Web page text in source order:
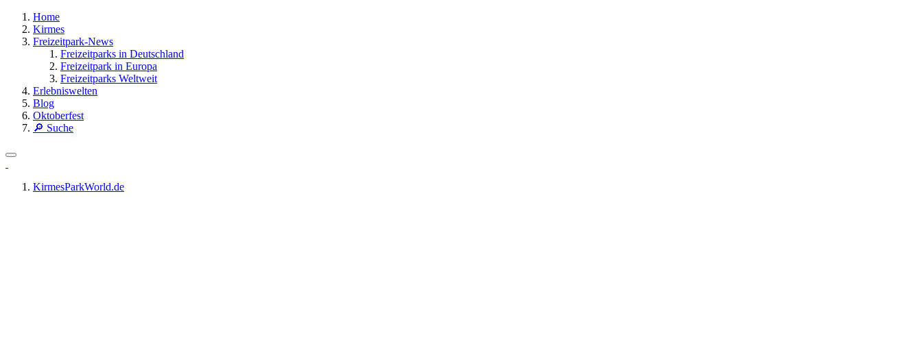
Home
Kirmes
Freizeitpark-News
Freizeitparks in Deutschland
Freizeitpark in Europa
Freizeitparks Weltweit
Erlebniswelten
Blog
Oktoberfest
🔎 Suche
KirmesParkWorld.de